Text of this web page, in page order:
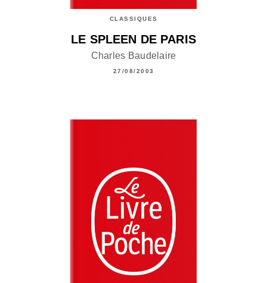
CLASSIQUES
LE SPLEEN DE PARIS
Charles Baudelaire
27/08/2003